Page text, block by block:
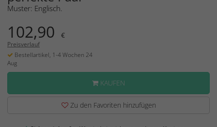
Muster: Englisch.
102,90 €
Preisverlauf
Bestellartikel, 1-4 Wochen 24
Aug
KAUFEN
Zu den Favoriten hinzufügen